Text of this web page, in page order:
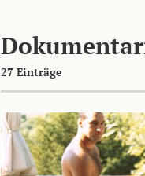
27 Einträge